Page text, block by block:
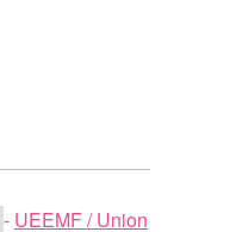
- UEEMF / Union